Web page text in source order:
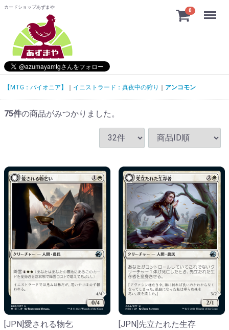
カードショップあずまや
0 Menu
【MTG：パイオニア】 イニストラード：真夜中の狩り アンコモン
75件の商品がみつかりました。
[JPN]愛される物乞
[JPN]先立たれた生存